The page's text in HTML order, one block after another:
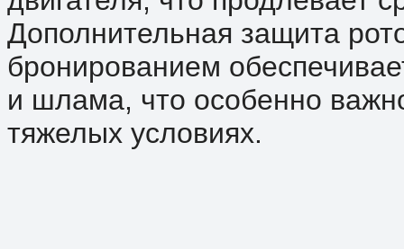
Дополнительная защита
бронированием
и шлама, что особенно
тяжелых условиях.